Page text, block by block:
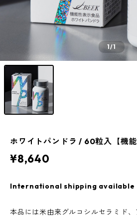
1/1
ホワイトパンドラ / 60粒入【機能
¥8,640
International shipping available
本品には米由来グルコシルセラミド